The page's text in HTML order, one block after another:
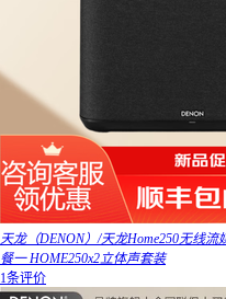
天龙（DENON）/天龙Home250无线
餐一 HOME250x2立体声套装
1条评价